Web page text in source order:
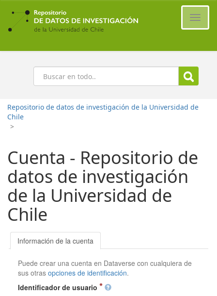
Ir
contenido
principal
Buscar
Repositorio de datos de investigación de la Universidad de
Chile
>
Cuenta - Repositorio de
datos de investigación
de la Universidad de
Chile
Información de la cuenta
Puede crear una cuenta en Dataverse con cualquiera de
sus otrasopciones de identificación.
Identificador de usuario